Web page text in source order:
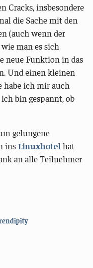
Cracks, insbesondere
die Sache mit den
(auch wenn der
man es sich
neue Funktion in das
Und einen kleinen
habe ich mir auch
bin gespannt, ob
gelungene
insLinuxhotel hat
an alle Teilnehmer